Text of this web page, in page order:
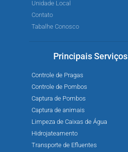
Unidade Local
Contato
Tabalhe Conosco
Principais Serviços
Controle de Pragas
Controle de Pombos
Captura de Pombos
Captura de animais
Limpeza de Caixas de Água
Hidrojateamento
Transporte de Efluentes